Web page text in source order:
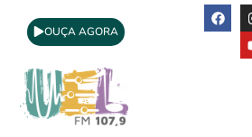
OUÇA AGORA